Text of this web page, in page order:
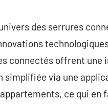
des serrures
connectés offrent une
simplifiée via une
appartements, ce qui